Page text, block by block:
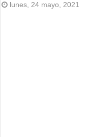
lunes, 24 mayo, 2021